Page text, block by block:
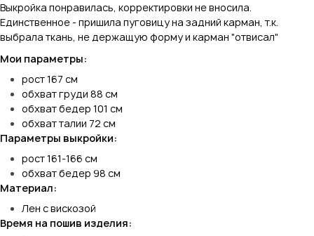
Выкройка понравилась, корректировки не вносила.
Единственное - пришила пуговицу на задний карман, т.к.
выбрала ткань, не держащую форму и карман "отвисал"
Мои параметры:
рост 167 см
обхват груди 88 см
обхват бедер 101 см
обхват талии 72 см
Параметры выкройки:
рост 161-166 см
обхват бедер 98 см
Материал:
Лен с вискозой
Время на пошив изделия: